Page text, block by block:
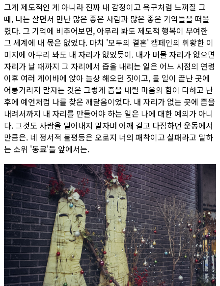
그게 제도적인 게 아니라 진짜 내 감정이고 욕구처럼 느껴질 그
때, 나는 살면서 만난 많은 좋은 사람과 많은 좋은 기억들을 떠올
렸다. 그 기억에 비추어보면, 아무리 봐도 제도적 행복이 부여한
그 세계에 내 몫은 없었다. 마치 '모두의 결혼' 캠페인의 휘황한 이
미지에 아무리 봐도 내 자리가 없었듯이. 내가 머물 자리가 없으면
자리가 날 때까지 그 자리에서 즙을 내리는 일은 어느 시점의 연령
이후 여러 게이바에 앉아 늘상 해오던 짓이고, 볼 일이 끝난 곳에
어룽거리지 말자는 것은 그렇게 즙을 내릴 마음의 힘이 다하고 난
후에 예언처럼 나를 찾은 깨달음이었다. 내 자리가 없는 곳에 즙을
내려서까지 내 자리를 만들어야 하는 일은 나에 대한 예의가 아니
다. 그것도 사람을 밀어내지 말자며 어깨 걸고 다짐하던 운동에서
만큼은. 네 정서적 불평등은 오로지 너의 패착이고 실패라고 말하
는 소위 '동료'들 앞에서는.